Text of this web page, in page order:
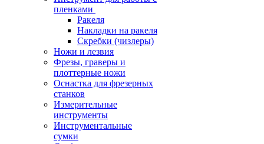
пленками
Ракеля
Накладки на ракеля
Скребки (чизлеры)
Ножи и лезвия
Фрезы, граверы и
плоттерные ножи
Оснастка для фрезерных
станков
Измерительные
инструменты
Инструментальные
сумки